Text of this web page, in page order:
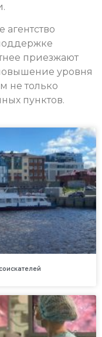
приезжают
уровня
не только
пунктов.